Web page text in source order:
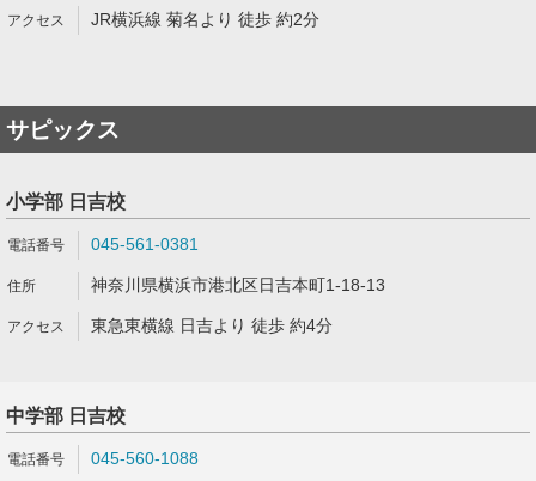
JR横浜線 菊名より 徒歩 約2分
サピックス
小学部 日吉校
045-561-0381
神奈川県横浜市港北区日吉本町1-18-13
東急東横線 日吉より 徒歩 約4分
中学部 日吉校
045-560-1088